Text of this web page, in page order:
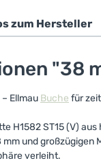
zum Hersteller
"38
Ellmau Buche für
H1582 ST15 (V)
und
verleiht.